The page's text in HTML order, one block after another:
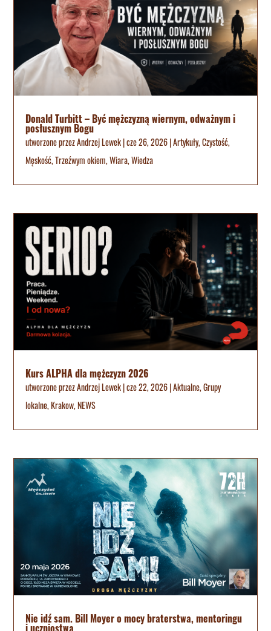
Donald Turbitt – Być mężczyzną wiernym, odważnym i
posłusznym Bogu
utworzone przezAndrzej Lewek|cze 26, 2026|Artykuły,Czystość,
Męskość,Trzeźwym okiem,Wiara,Wiedza
Kurs ALPHA dla mężczyzn 2026
utworzone przezAndrzej Lewek|cze 22, 2026|Aktualne,Grupy
lokalne,Krakow,NEWS
Nie idź sam. Bill Moyer o mocy braterstwa, mentoringu
i uczniostwa